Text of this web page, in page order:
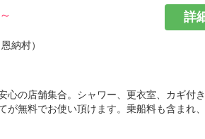
納村）
詳
心の店舗集合。シャワー、更衣室、カギ付
が無料でお使い頂けます。乗船料も含まれ